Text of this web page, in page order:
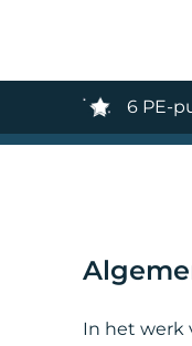
6 PE-
In het werk